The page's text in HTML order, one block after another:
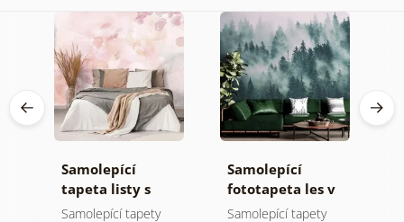
Samolepící
tapeta listy s
pastelovým
Samolepící tapety
Samolepící
fototapeta les v
mlze
Samolepící tapety